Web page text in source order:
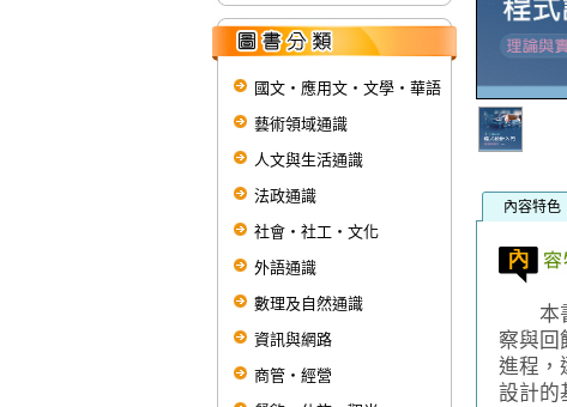
國文‧應用文‧文學‧華語
藝術領域通識
人文與生活通識
法政通識
社會‧社工‧文化
外語通識
數理及自然通識
資訊與網路
商管‧經營
內容特色
本書
察與回
進程，
設計的